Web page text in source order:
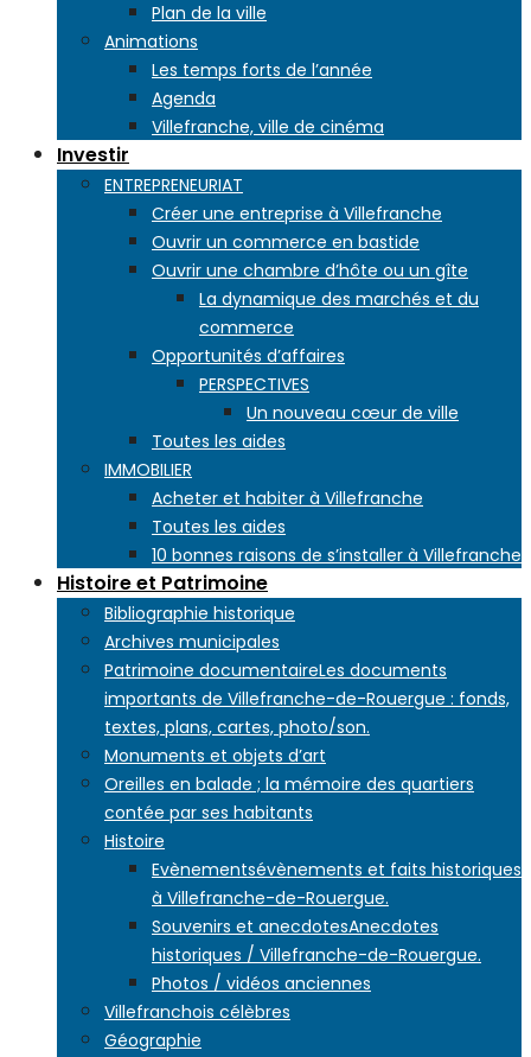
Plan de la ville
Animations
Les temps forts de l’année
Agenda
Villefranche, ville de cinéma
Investir
ENTREPRENEURIAT
Créer une entreprise à Villefranche
Ouvrir un commerce en bastide
Ouvrir une chambre d’hôte ou un gîte
La dynamique des marchés et du
commerce
Opportunités d’affaires
PERSPECTIVES
Un nouveau cœur de ville
Toutes les aides
IMMOBILIER
Acheter et habiter à Villefranche
Toutes les aides
10 bonnes raisons de s’installer à Villefranche
Histoire et Patrimoine
Bibliographie historique
Archives municipales
Patrimoine documentaireLes documents
importants de Villefranche-de-Rouergue : fonds,
textes, plans, cartes, photo/son.
Monuments et objets d’art
Oreilles en balade ; la mémoire des quartiers
contée par ses habitants
Histoire
Evènementsévènements et faits historiques
à Villefranche-de-Rouergue.
Souvenirs et anecdotesAnecdotes
historiques / Villefranche-de-Rouergue.
Photos / vidéos anciennes
Villefranchois célèbres
Géographie